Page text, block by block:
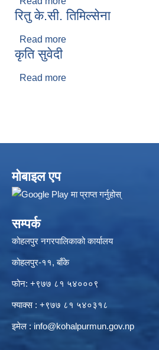
रितु के.सी. तिमिल्सेना
Read more
कृति सुवेदी
Read more
मोबाइल एप
सम्पर्क
कोहलपुर नगरपालिकाको कार्यालय
कोहलपुर-११, बाँके
फोन: +९७७ ८१ ५४०००९
फ्याक्स : +९७७ ८१ ५४०३१८
इमेल : info@kohalpurmun.gov.np